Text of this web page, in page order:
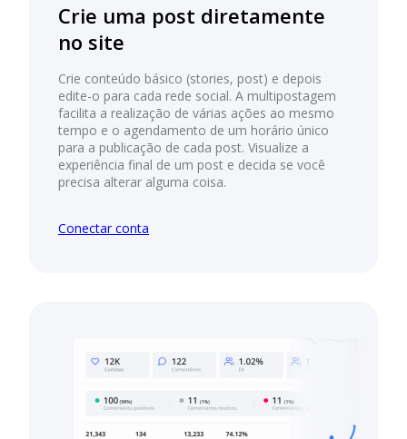
Crie uma post diretamente
no site
Crie conteúdo básico (stories, post) e depois
edite-o para cada rede social. A multipostagem
facilita a realização de várias ações ao mesmo
tempo e o agendamento de um horário único
para a publicação de cada post. Visualize a
experiência final de um post e decida se você
precisa alterar alguma coisa.
Conectar conta